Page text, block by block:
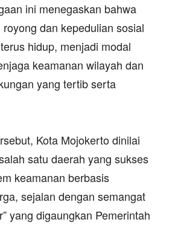
ini menegaskan bahwa
dan kepedulian sosial
hidup, menjadi modal
keamanan wilayah dan
yang tertib serta
Kota Mojokerto dinilai
satu daerah yang sukses
keamanan berbasis
sejalan dengan semangat
yang digaungkan Pemerintah